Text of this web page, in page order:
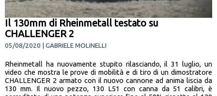
Il 130mm di Rheinmetall testato su
CHALLENGER 2
05/08/2020 | GABRIELE MOLINELLI
Rheinmetall ha nuovamente stupito rilasciando, il 31 luglio, un
video che mostra le prove di mobilità e di tiro di un dimostratore
CHALLENGER 2 armato con il nuovo cannone ad anima liscia da
130 mm. Il nuovo pezzo, 130 L51 con canna da 51 calibri, è